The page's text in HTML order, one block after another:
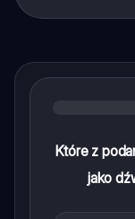
Które z
jako